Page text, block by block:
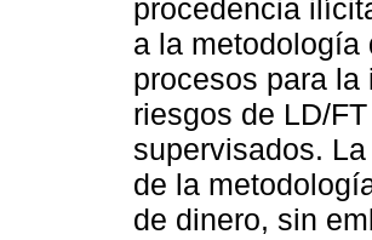
procedencia
a la metodología
procesos para
riesgos de LD/
supervisados.
de la
de dinero, sin